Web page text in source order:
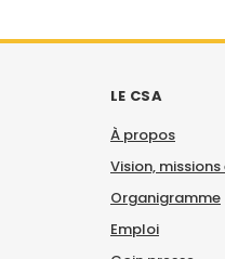
LE CSA
À propos
Vision,
Organigramme
Emploi